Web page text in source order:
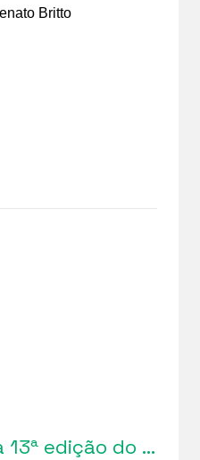
Britto
Funetec anuncia 13ª edição do “Bazar da Solidariedade”